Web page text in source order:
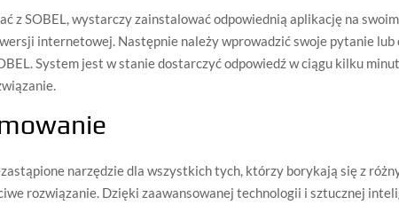
z SOBEL, wystarczy zainstalować odpowiednią aplikację na
internetowej. Następnie należy wprowadzić swoje pytanie lub
System jest w stanie dostarczyć odpowiedź w ciągu kilku
narzędzie dla wszystkich tych, którzy borykają się z
rozwiązanie. Dzięki zaawansowanej technologii i sztucznej